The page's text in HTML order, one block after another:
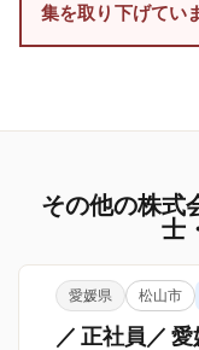
集を取り下げてい
その他の株式
士
愛媛県 松山市
／ 正社員／